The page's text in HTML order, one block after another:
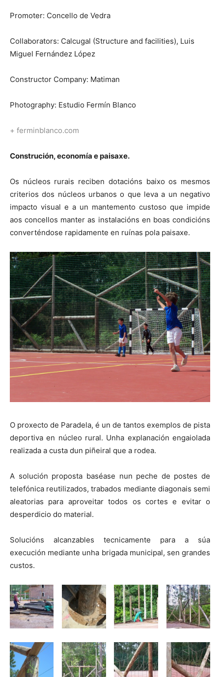
Promoter: Concello de Vedra
Collaborators: Calcugal (Structure and facilities), Luis
Miguel Fernández López
Constructor Company: Matiman
Photography: Estudio Fermín Blanco
+ ferminblanco.com
Construción, economía e paisaxe.
Os núcleos rurais reciben dotacións baixo os mesmos
criterios dos núcleos urbanos o que leva a un negativo
impacto visual e a un mantemento custoso que impide
aos concellos manter as instalacións en boas condicións
converténdose rapidamente en ruínas pola paisaxe.
O proxecto de Paradela, é un de tantos exemplos de pista
deportiva en núcleo rural. Unha explanación engaiolada
realizada a custa dun piñeiral que a rodea.
A solución proposta baséase nun peche de postes de
telefónica reutilizados, trabados mediante diagonais semi
aleatorias para aproveitar todos os cortes e evitar o
desperdicio do material.
Solucións alcanzables tecnicamente para a súa
execución mediante unha brigada municipal, sen grandes
custos.